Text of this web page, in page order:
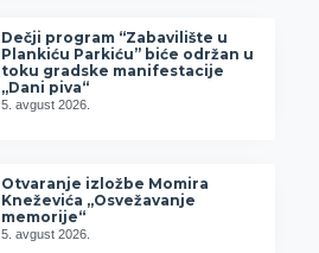
Dečji program “Zabavilište u
Plankiću Parkiću” biće održan u
toku gradske manifestacije
„Dani piva“
5. avgust 2026.
Otvaranje izložbe Momira
Kneževića „Osvežavanje
memorije“
5. avgust 2026.